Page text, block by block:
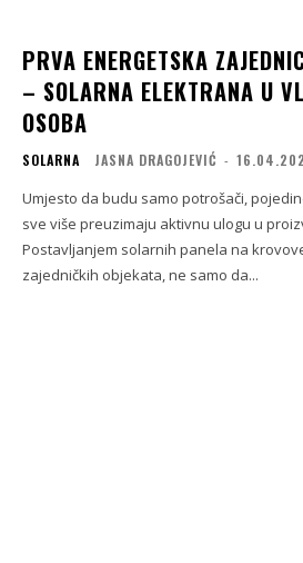
PRVA ENERGETSKA
– SOLARNA ELEKTRANA U
OSOBA
SOLARNA JASNA DRAGOJEVIĆ -
Umjesto da budu samo potrošači,
sve više preuzimaju aktivnu ulogu u
Postavljanjem solarnih panela na
zajedničkih objekata, ne samo da...